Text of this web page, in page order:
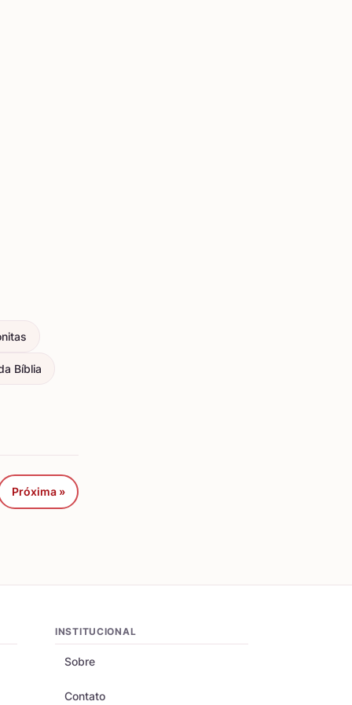
Bíblia
Próxima »
INSTITUCIONAL
Sobre
Contato